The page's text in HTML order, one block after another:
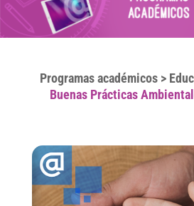
Programas académicos >
Buenas Prácticas